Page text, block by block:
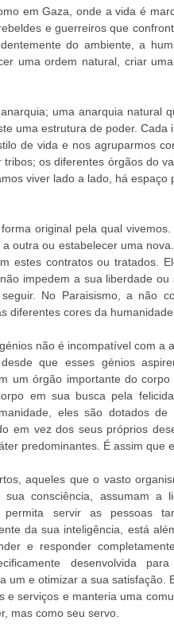
em Gaza, onde a vida é
e guerreiros que
do ambiente, a
uma ordem natural, criar
uma anarquia natural
uma estrutura de poder.
de vida e nos agruparmos
os diferentes órgãos do
viver lado a lado, há espaço
original pela qual
outra ou estabelecer uma
estes contratos ou tratados.
impedem a sua liberdade
No Paraisismo, a não
diferentes cores da
não é incompatível com a
que esses génios
um órgão importante do
em sua busca pela
eles são dotados
em vez dos seus próprios
predominantes. É assim que
aqueles que o vasto
sua consciência, assumam a
servir as pessoas
da sua inteligência, está
e responder
desenvolvida
um e otimizar a sua satisfação.
e serviços e manteria uma
mas como seu servo.